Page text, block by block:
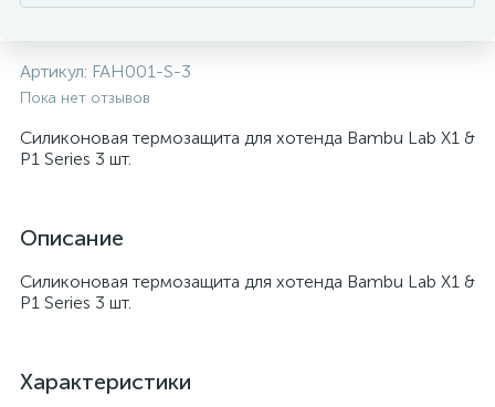
Артикул: FAH001-S-3
Пока нет отзывов
Силиконовая термозащита для хотенда Bambu Lab X1 &
P1 Series 3 шт.
Описание
Силиконовая термозащита для хотенда Bambu Lab X1 &
P1 Series 3 шт.
Характеристики